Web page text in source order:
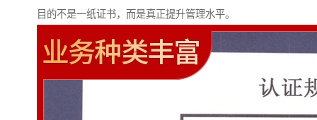
目的不是一纸证书，而是真正提升管理水平。